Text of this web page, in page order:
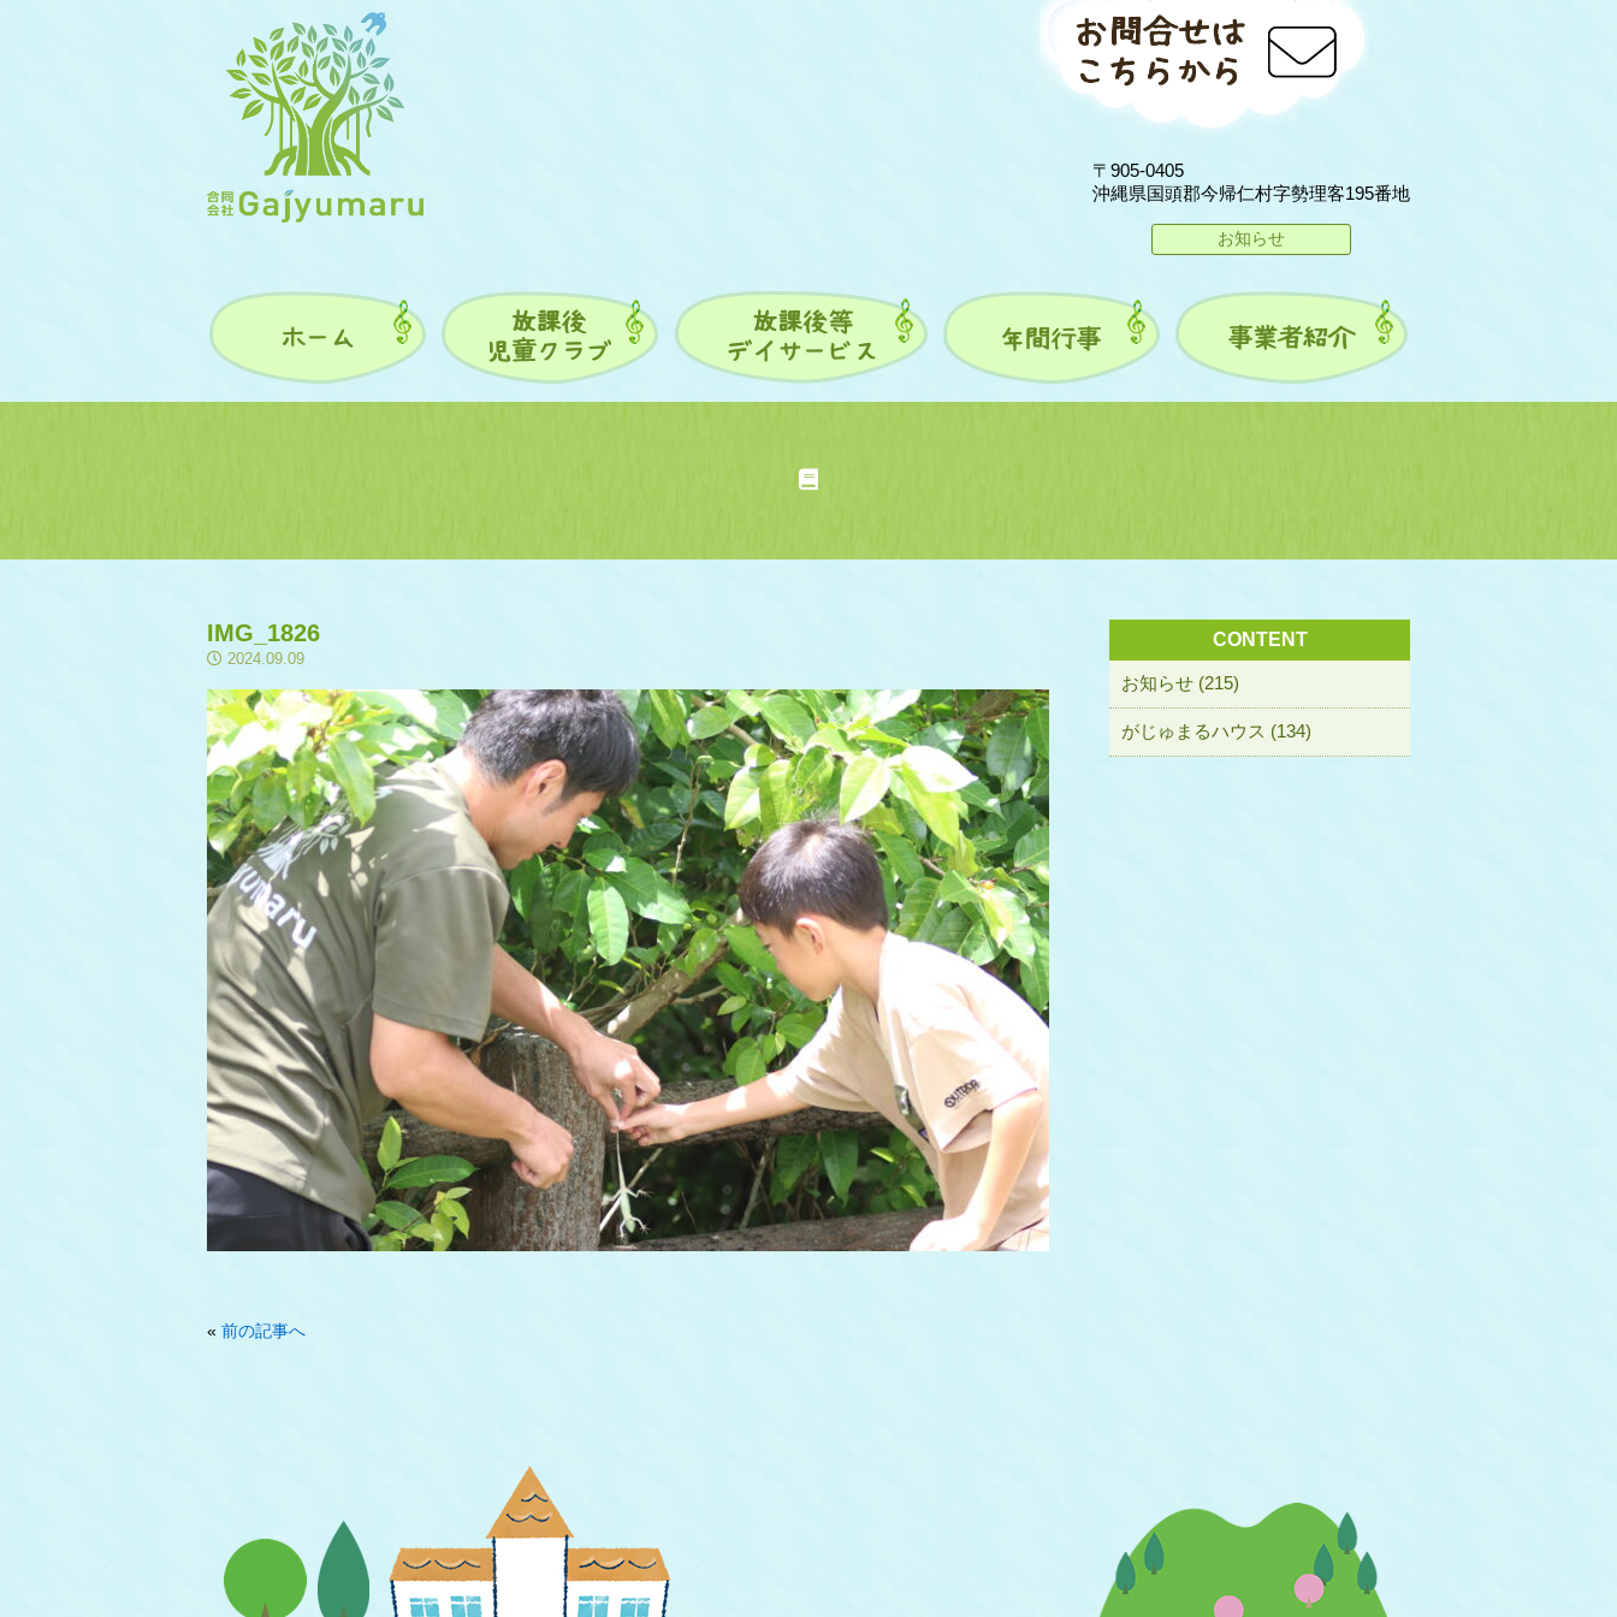
〒905-0405
沖縄県国頭郡今帰仁村字勢理客195番地
お知らせ
IMG_1826
2024.09.09
« 前の記事へ
CONTENT
お知らせ (215)
がじゅまるハウス (134)